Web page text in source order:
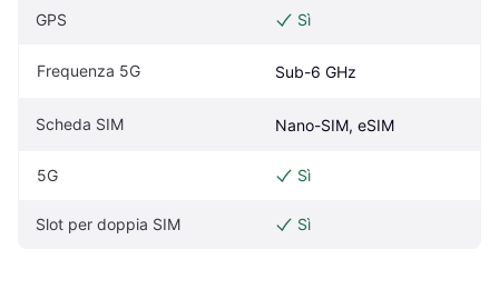
GPS Sì
Frequenza 5G Sub-6 GHz
Scheda SIM Nano-SIM, eSIM
5G Sì
Slot per doppia SIM Sì